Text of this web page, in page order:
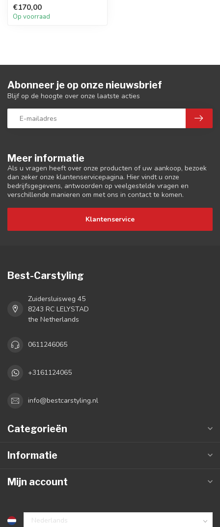
€170,00
Op voorraad
Meer informatie
Als u vragen heeft over onze producten of uw aankoop, bezoek
dan zeker onze klantenservicepagina. Hier vindt u onze
bedrijfsgegevens, antwoorden op veelgestelde vragen en
verschillende manieren om met ons in contact te komen.
Klantenservice
Abonneer je op onze nieuwsbrief
Blijf op de hoogte over onze laatste acties
Best-Carstyling
Zuidersluisweg 45
8243 RC LELYSTAD
the Netherlands
0611246065
+3161124065
info@bestcarstyling.nl
Categorieën
Informatie
Mijn account